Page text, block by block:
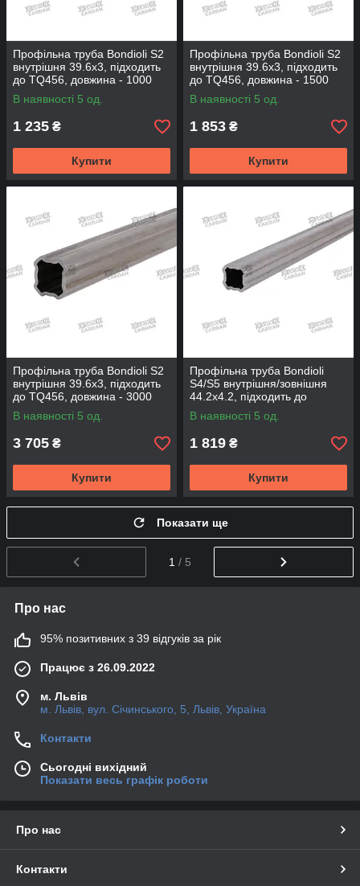
Профільна труба Bondioli S2
внутрішня 39.6x3, підходить
до TQ456, довжина - 1000
мм (TQ396-100)
В наявності 5 од.
1 235 ₴
Купити
Профільна труба Bondioli S2
внутрішня 39.6x3, підходить
до TQ456, довжина - 1500
мм (TQ396-150)
В наявності 5 од.
1 853 ₴
Купити
Профільна труба Bondioli S2
внутрішня 39.6x3, підходить
до TQ456, довжина - 3000
мм (TQ396-300)
В наявності 5 од.
3 705 ₴
Купити
Профільна труба Bondioli
S4/S5 внутрішня/зовнішня
44.2x4.2, підходить до
TQ502, довжина - 1000 мм
(TQ442-100)
В наявності 5 од.
1 819 ₴
Купити
Показати ще
1 / 5
Про нас
95% позитивних з 39 відгуків за рік
Працює з 26.09.2022
м. Львів
м. Львів, вул. Січинського, 5, Львів, Україна
Контакти
Сьогодні вихідний
Показати весь графік роботи
Про нас
Контакти